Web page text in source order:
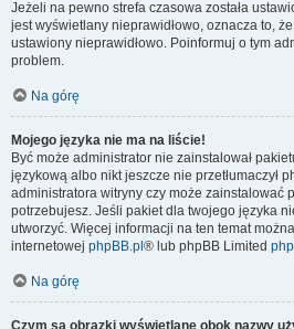
Jeżeli na pewno strefa czasowa została
jest wyświetlany nieprawidłowo, oznacza to,
ustawiony nieprawidłowo. Poinformuj o tym
problem.
Na górę
Mojego języka nie ma na liście!
Być może administrator nie zainstalował
językową albo nikt jeszcze nie przetłumaczył
administratora witryny czy może zainstalować
potrzebujesz. Jeśli pakiet dla twojego języka
utworzyć. Więcej informacji na ten temat
internetowej phpBB.pl ® lub phpBB Limited
Na górę
Czym są obrazki wyświetlane obok nazwy